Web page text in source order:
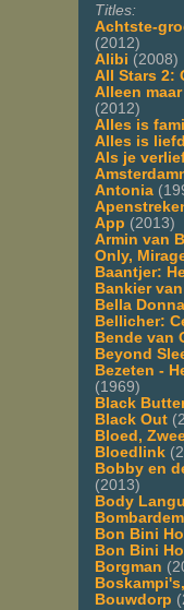
Titles:
Achtste-
(2012)
Alibi (2008)
All Stars 2:
Alleen
(2012)
Alles is
Alles is
Als je
Antonia
App (2013)
Armin van
Only,
Baantjer:
Bankier
Bella
Bellicher:
Bende van
Beyond
Bezeten -
(1969)
Black
Black Out
Bloed,
Bloedlink
Bobby en
(2013)
Body
Bon Bini
Bon Bini
Borgman
Bouwdorp